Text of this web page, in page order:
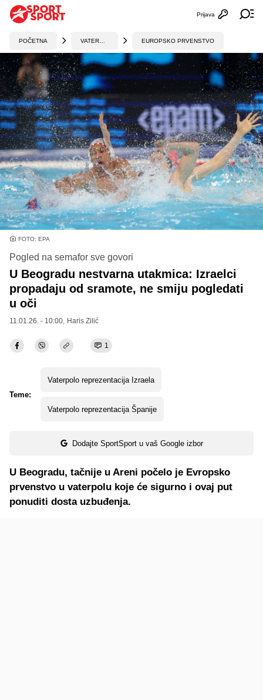
Otvori
Prijava
POČETNA EUROPSKO PRVENSTVO
FOTO: EPA
Pogled na semafor sve govori
U Beogradu nestvarna utakmica: Izraelci
propadaju od sramote, ne smiju pogledati
u oči
11.01.26. - 10:00, Haris Zilić
1
Teme:
Vaterpolo reprezentacija Izraela
Vaterpolo reprezentacija Španije
Dodajte SportSport u vaš Google izbor
U Beogradu, tačnije u Areni počelo je Evropsko
prvenstvo u vaterpolu koje će sigurno i ovaj put
ponuditi dosta uzbuđenja.